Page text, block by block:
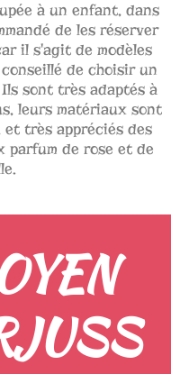
à un enfant, dans
de les réserver
il s'agit de modèles
de choisir un
sont très adaptés à
leurs matériaux sont
très appréciés des
de rose et de